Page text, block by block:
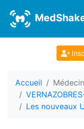
Accueil
Les nouveaux